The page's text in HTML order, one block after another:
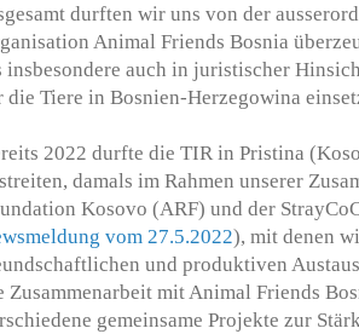
durften wir uns von der
Animal Friends Bosnia
insbesondere auch in juristischer
die Tiere in Bosnien-Herzegowina
2022 durfte die TIR in Pristina
damals im Rahmen unserer
Kosovo (ARF) und der
vom 27.5.2022), mit denen
und produktiven
Zusammenarbeit mit Animal Friends
gemeinsame Projekte zur